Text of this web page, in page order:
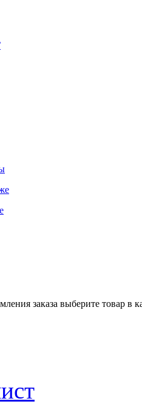
заказа выберите товар в